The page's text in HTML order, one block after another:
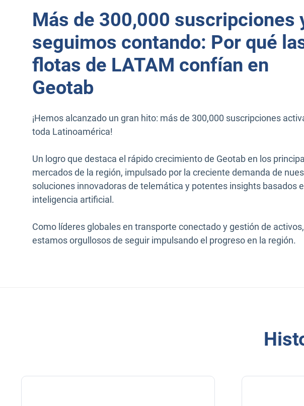
Más de 300,000 suscripciones
seguimos contando: Por qué
flotas de LATAM confían en
Geotab
¡Hemos alcanzado un gran hito: más de 300,000 suscripciones
toda Latinoamérica!
Un logro que destaca el rápido crecimiento de Geotab en los
mercados de la región, impulsado por la creciente demanda de
soluciones innovadoras de telemática y potentes insights basados
inteligencia artificial.
Como líderes globales en transporte conectado y gestión de activos,
estamos orgullosos de seguir impulsando el progreso en la región.